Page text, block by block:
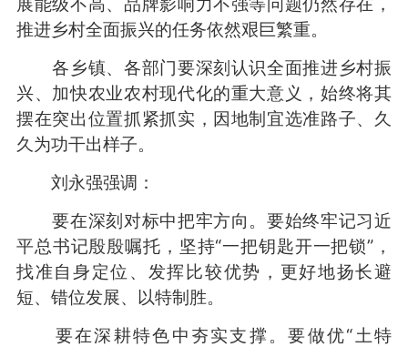
推进乡村全面振兴的任务依然艰巨繁重。
各乡镇、各部门要深刻认识全面推进乡村振
兴、加快农业农村现代化的重大意义，始终将其
摆在突出位置抓紧抓实，因地制宜选准路子、久
久为功干出样子。
刘永强强调：
要在深刻对标中把牢方向。要始终牢记习近
平总书记殷殷嘱托，坚持“一把钥匙开一把锁”，
找准自身定位、发挥比较优势，更好地扬长避
短、错位发展、以特制胜。
要在深耕特色中夯实支撑。要做优“土特